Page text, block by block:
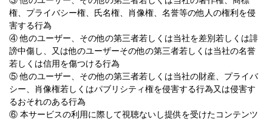
権、プライバシー権、氏名権、肖像権、名誉等の他人の権利を侵
害する行為
④ 他のユーザー、その他の第三者若しくは当社を差別若しくは誹
謗中傷し、又は他のユーザーその他の第三者若しくは当社の名誉
若しくは信用を傷つける行為
⑤ 他のユーザー、その他の第三者若しくは当社の財産、プライバ
シー、肖像権若しくはパブリシティ権を侵害する行為又は侵害す
るおそれのある行為
⑥ 本サービスの利用に際して視聴ないし提供を受けたコンテンツ